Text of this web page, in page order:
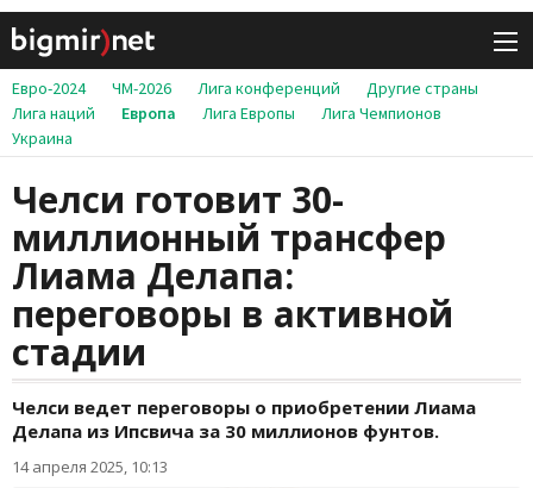
Евро-2024 ЧМ-2026 Лига конференций
Другие страны
Лига наций
Европа Лига Европы
Лига Чемпионов
Украина
Челси готовит 30-
миллионный трансфер
Лиама Делапа:
переговоры в активной
стадии
Челси ведет переговоры о приобретении Лиама
Делапа из Ипсвича за 30 миллионов фунтов.
14 апреля 2025, 10:13